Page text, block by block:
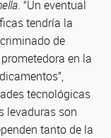
. “Un eventual
tendría la
de
en la
tecnológicas
levaduras son
tanto de la